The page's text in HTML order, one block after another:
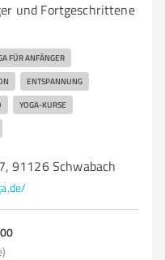
und Fortgeschrittene
FÜR ANFÄNGER
ENTSPANNUNG
YOGA-KURSE
91126 Schwabach